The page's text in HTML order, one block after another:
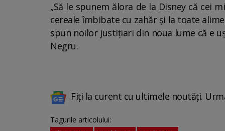
„Să le spunem ălora de la Disney că cei
cereale îmbibate cu zahăr și la toate
spun noilor justițiari din noua lume că e
Negru.
Fiți la curent cu ultimele noutăți.
Tagurile articolului: